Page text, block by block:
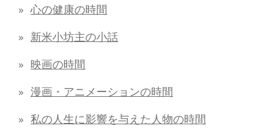
心の健康の時間
新米小坊主の小話
映画の時間
漫画・アニメーションの時間
私の人生に影響を与えた人物の時間